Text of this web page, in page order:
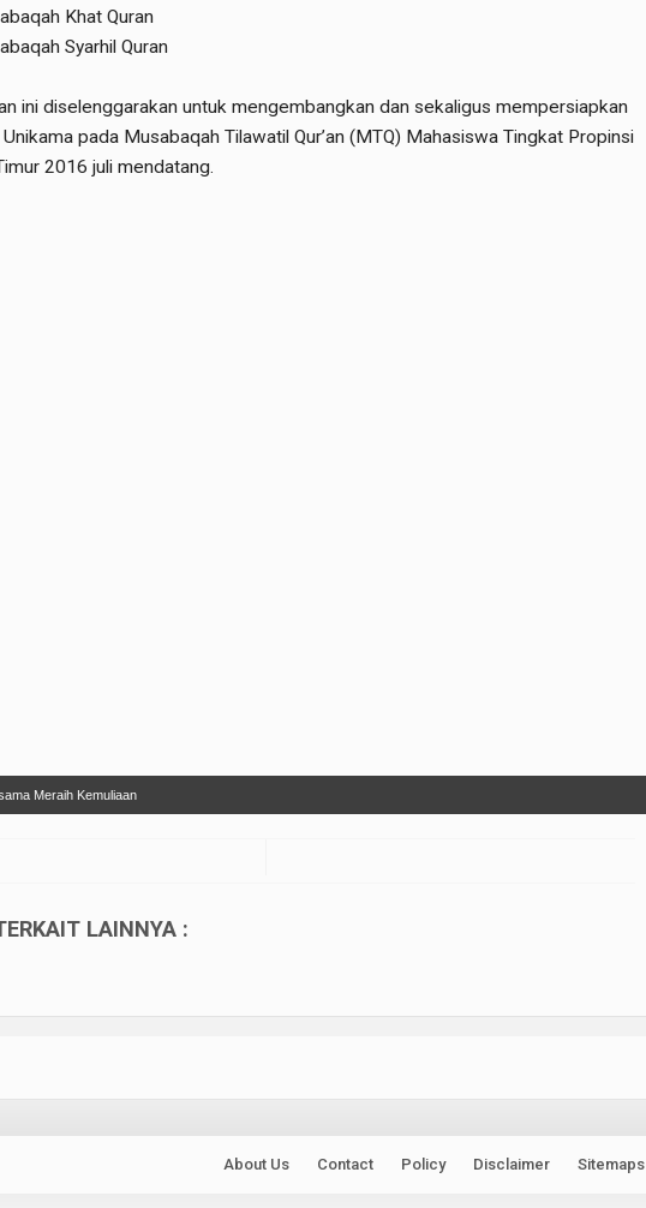
Khat Quran
Syarhil Quran
ini diselenggarakan untuk mengembangkan dan sekaligus mempersiapkan
Unikama pada Musabaqah Tilawatil Qur’an (MTQ) Mahasiswa Tingkat Propinsi
2016 juli mendatang.
Meraih Kemuliaan
LAINNYA :
About Us Contact Policy Disclaimer Sitemaps